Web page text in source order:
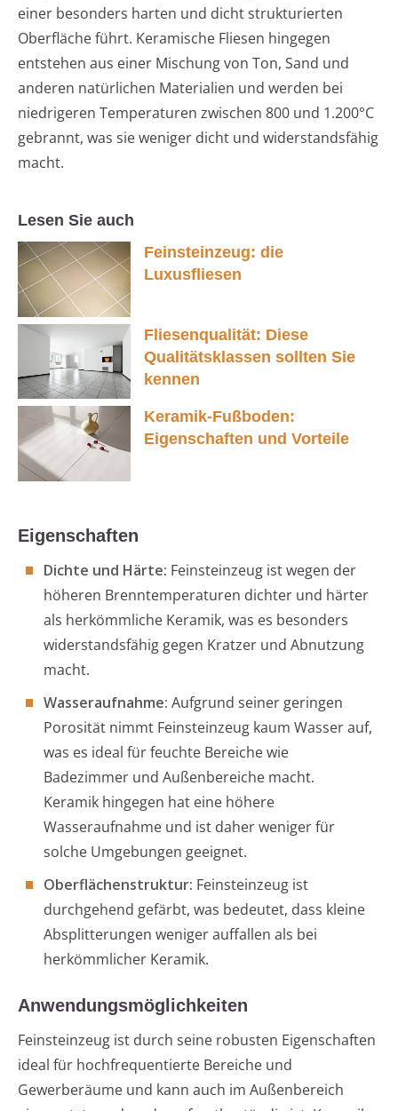
einer besonders harten und dicht strukturierten
Oberfläche führt. Keramische Fliesen hingegen
entstehen aus einer Mischung von Ton, Sand und
anderen natürlichen Materialien und werden bei
niedrigeren Temperaturen zwischen 800 und 1.200°C
gebrannt, was sie weniger dicht und widerstandsfähig
macht.
Lesen Sie auch
Feinsteinzeug: die
Luxusfliesen
Fliesenqualität: Diese
Qualitätsklassen sollten Sie
kennen
Keramik-Fußboden:
Eigenschaften und Vorteile
Eigenschaften
Dichte und Härte: Feinsteinzeug ist wegen der
höheren Brenntemperaturen dichter und härter
als herkömmliche Keramik, was es besonders
widerstandsfähig gegen Kratzer und Abnutzung
macht.
Wasseraufnahme: Aufgrund seiner geringen
Porosität nimmt Feinsteinzeug kaum Wasser auf,
was es ideal für feuchte Bereiche wie
Badezimmer und Außenbereiche macht.
Keramik hingegen hat eine höhere
Wasseraufnahme und ist daher weniger für
solche Umgebungen geeignet.
Oberflächenstruktur: Feinsteinzeug ist
durchgehend gefärbt, was bedeutet, dass kleine
Absplitterungen weniger auffallen als bei
herkömmlicher Keramik.
Anwendungsmöglichkeiten
Feinsteinzeug ist durch seine robusten Eigenschaften
ideal für hochfrequentierte Bereiche und
Gewerberäume und kann auch im Außenbereich